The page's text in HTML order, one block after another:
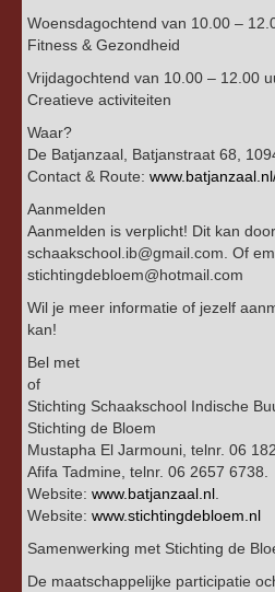
Woensdagochtend van 10.00 –
Fitness & Gezondheid
Vrijdagochtend van 10.00 – 12.00
Creatieve activiteiten
Waar?
De Batjanzaal, Batjanstraat 68,
Contact & Route:
Aanmelden
Aanmelden is verplicht! Dit kan
schaakschool.ib@gmail.com. Of
stichtingdebloem@hotmail.com
Wil je meer informatie of jezelf
kan!
Bel met
of
Stichting Schaakschool Indische
Stichting de Bloem
Mustapha El Jarmouni, telnr. 06
Afifa Tadmine, telnr. 06 2657 6738.
Website: www.batjanzaal.nl
Website: www.stichtingdebloem.nl
Samenwerking met Stichting de
De maatschappelijke participatie